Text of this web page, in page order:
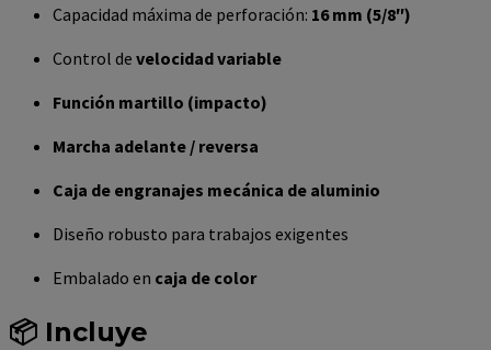
Capacidad máxima de perforación: 16 mm (5/8″)
Control de velocidad variable
Función martillo (impacto)
Marcha adelante / reversa
Caja de engranajes mecánica de aluminio
Diseño robusto para trabajos exigentes
Embalado en caja de color
📦 Incluye